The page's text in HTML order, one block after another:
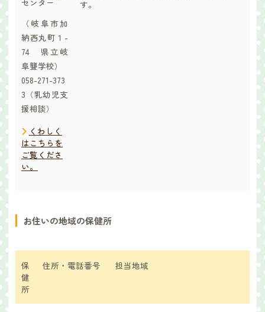
センター
（岐阜市加
納西丸町１-
74 県立岐
阜聾学校）
058-271-373
3（乳幼児支
援相談）
くわしく
はこちらを
ご覧くださ
い。
す。
お住いの地域の保健所
保
健
所
住所・電話番号 担当地域